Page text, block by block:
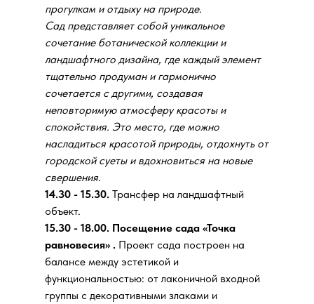
прогулкам и отдыху на природе.
Сад представляет собой уникальное
сочетание ботанической коллекции и
ландшафтного дизайна, где каждый элемент
тщательно продуман и гармонично
сочетается с другими, создавая
неповторимую атмосферу красоты и
спокойствия. Это место, где можно
насладиться красотой природы, отдохнуть от
городской суеты и вдохновиться на новые
свершения.
14.30 - 15.30. Трансфер на ландшафтный
объект.
15.30 - 18.00. Посещение сада «Точка
равновесия» . Проект сада построен на
балансе между эстетикой и
функциональностью: от лаконичной входной
группы с декоративными злаками и